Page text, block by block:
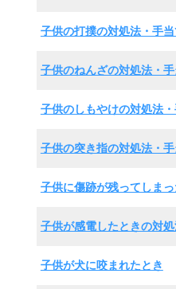
子供の打撲の対処法・手当
子供のねんざの対処法・
子供のしもやけの対処法
子供の突き指の対処法・
子供に傷跡が残ってしまっ
子供が感電したときの対
子供が犬に咬まれたとき